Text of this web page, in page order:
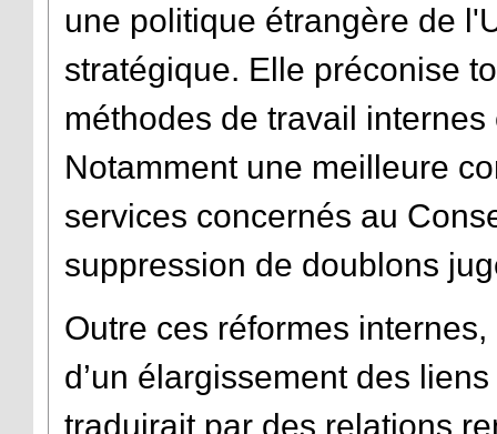
une politique étrangère de
stratégique. Elle préconise
méthodes de travail
Notamment une meilleure
services concernés au
suppression de doublons
Outre ces réformes
d’un élargissement des
traduirait par des relations